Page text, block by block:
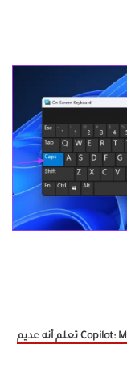
الحقيقة المرة حول Copilot: Microsoft تعلم أنه عديم